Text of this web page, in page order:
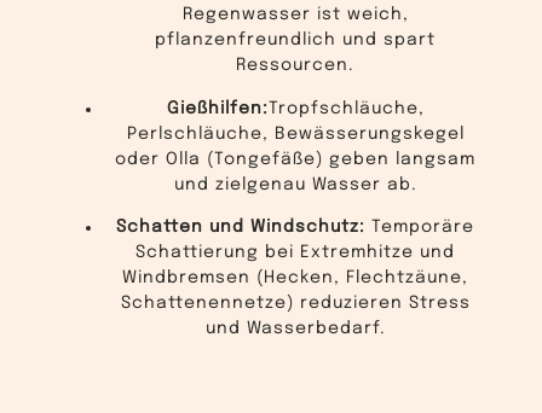
Regenwasser ist weich,
pflanzenfreundlich und spart
Ressourcen.
Gießhilfen:Tropfschläuche,
Perlschläuche, Bewässerungskegel
oder Olla (Tongefäße) geben langsam
und zielgenau Wasser ab.
Schatten und Windschutz:
Temporäre
Schattierung bei Extremhitze und
Windbremsen (Hecken, Flechtzäune,
Schattenennetze) reduzieren Stress
und Wasserbedarf.